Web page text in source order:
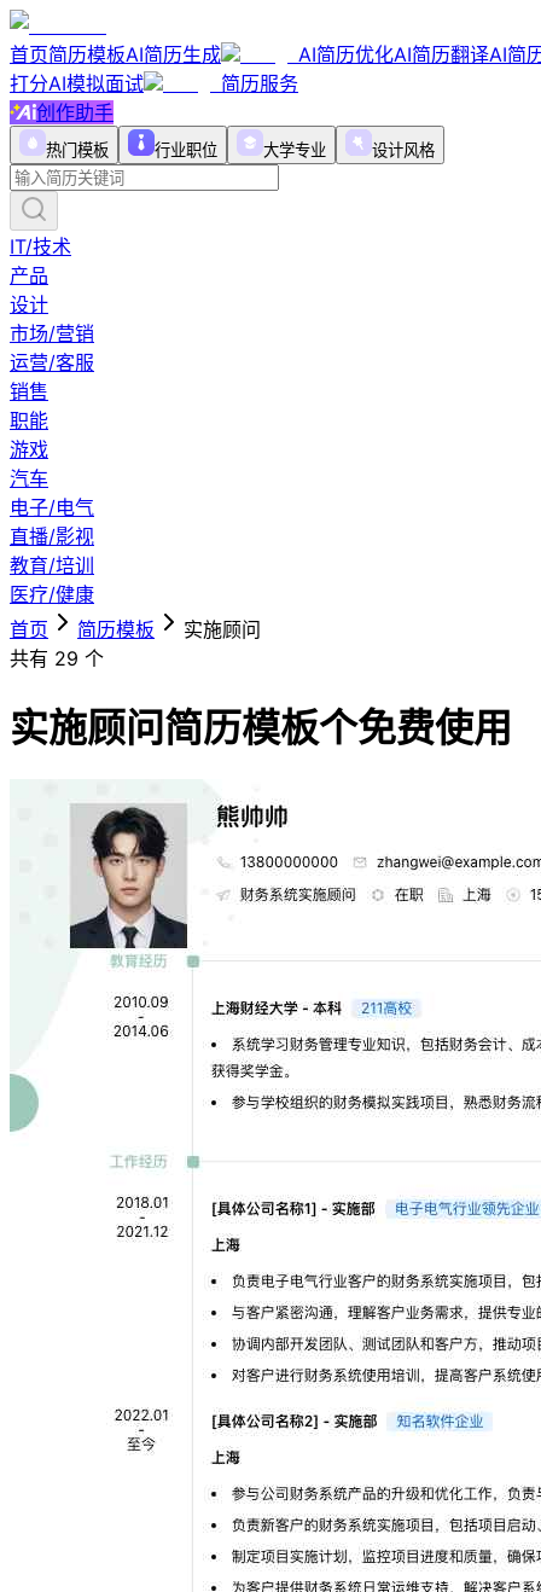
首页简历模板AI简历生成 AI简历优化AI简历翻译AI简
打分AI模拟面试
简历服务
创作助手
热门模板 行业职位 大学专业 设计风格
IT/技术
产品
设计
市场/营销
运营/客服
销售
职能
游戏
汽车
电子/电气
直播/影视
教育/培训
医疗/健康
首页
简历模板
实施顾问
共有 29 个
实施顾问简历模板个免费使用